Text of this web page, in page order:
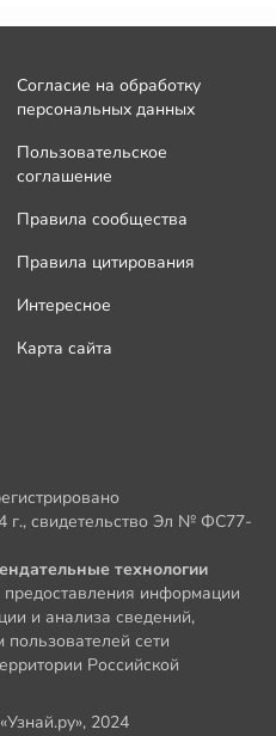
Согласие на обработку
персональных данных
Пользовательское
соглашение
Правила сообщества
Правила цитирования
Интересное
Карта сайта
г., свидетельство Эл № ФС77-
технологии
информации
и анализа сведений,
сети
Российской
2024